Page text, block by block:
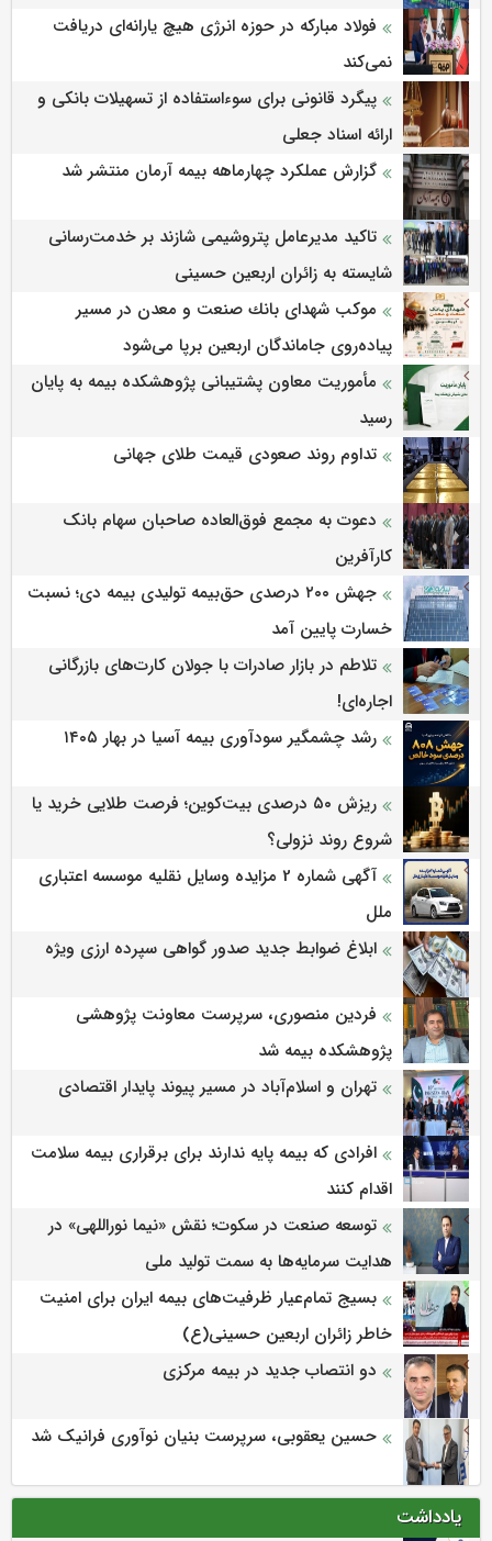
فولاد مبارکه در حوزه انرژی هیچ یارانه‌ای دریافت
نمی‌کند
پیگرد قانونی برای سوءاستفاده از تسهیلات بانکی و
ارائه اسناد جعلی
گزارش عملکرد چهارماهه بیمه آرمان منتشر شد
تاکید مدیرعامل پتروشیمی شازند بر خدمت‌رسانی
شایسته به زائران اربعین حسینی
موكب شهدای بانك صنعت و معدن در مسیر
پیاده‌روی جاماندگان اربعین برپا می‌شود
مأموریت معاون پشتیبانی پژوهشكده بیمه به پایان
رسید
تداوم روند صعودی قیمت طلای جهانی
دعوت به مجمع فوق‌العاده صاحبان سهام بانک
کارآفرین
جهش ۲۰۰ درصدی حق‌بیمه تولیدی بیمه دی؛ نسبت
خسارت پایین آمد
تلاطم در بازار صادرات با جولان کارت‌های بازرگانی
اجاره‌ای!
رشد چشمگیر سودآوری بیمه آسیا در بهار ۱۴۰۵
ریزش ۵۰ درصدی بیت‌کوین؛ فرصت طلایی خرید یا
شروع روند نزولی؟
آگهی شماره 2 مزایده وسایل نقلیه موسسه اعتباری
ملل
ابلاغ ضوابط جدید صدور گواهی سپرده ارزی ویژه
فردین منصوری، سرپرست معاونت پژوهشی
پژوهشكده بیمه شد
تهران و اسلام‌آباد در مسیر پیوند پایدار اقتصادی
افرادی که بیمه پایه ندارند برای برقراری بیمه سلامت
اقدام کنند
توسعه صنعت در سکوت؛ نقش «نیما نوراللهی» در
هدایت سرمایه‌ها به سمت تولید ملی
بسیج تمام‌عیار ظرفیت‌های بیمه ایران برای امنیت
خاطر زائران اربعین حسینی(ع)
دو انتصاب جدید در بیمه مرکزی
حسین یعقوبی، سرپرست بنیان نوآوری فرانیک شد
یادداشت